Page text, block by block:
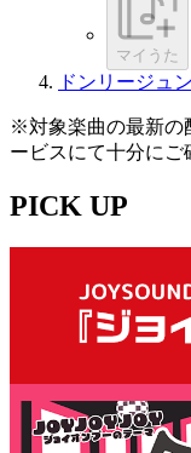
マイうた
ドンリージュ
※対象楽曲の最新の
ービスにて十分にご
PICK UP